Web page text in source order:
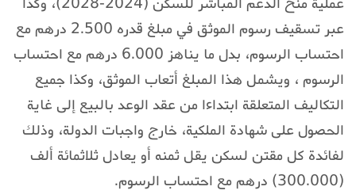
عبر تسقيف رسوم الموثق في مبلغ قدره 2.500 درهم مع
احتساب الرسوم، بدل ما يناهز 6.000 درهم مع احتساب
الرسوم ، ويشمل هذا المبلغ أتعاب الموثق، وكذا جميع
التكاليف المتعلقة ابتداءا من عقد الوعد بالبيع إلى غاية
الحصول على شهادة الملكية، خارج واجبات الدولة، وذلك
لفائدة كل مقتن لسكن يقل ثمنه أو يعادل ثلاثمائة ألف
(300.000) درهم مع احتساب الرسوم.